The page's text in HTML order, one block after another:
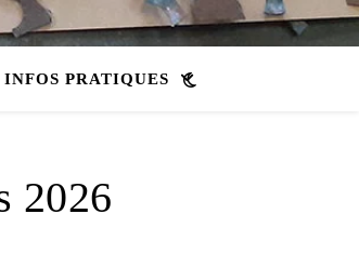
INFOS PRATIQUES
2026